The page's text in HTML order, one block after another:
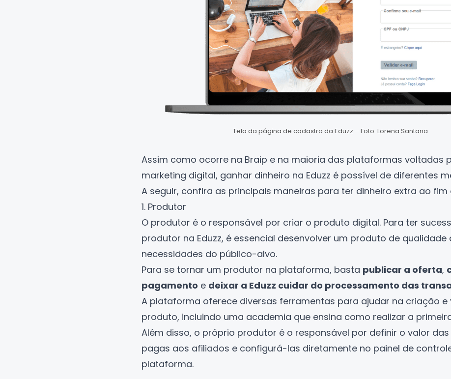
Tela da página de cadastro da Eduzz – Foto: Lorena Santana
Assim como ocorre na Braip e na maioria das plataformas voltadas
marketing digital, ganhar dinheiro na Eduzz é possível de diferentes
A seguir, confira as principais maneiras para ter dinheiro extra ao fim
1. Produtor
O produtor é o responsável por criar o produto digital. Para ter
produtor na Eduzz, é essencial desenvolver um produto de qualidade
necessidades do público-alvo.
Para se tornar um produtor na plataforma, basta publicar a oferta,
pagamento e deixar a Eduzz cuidar do processamento das
A plataforma oferece diversas ferramentas para ajudar na criação e
produto, incluindo uma academia que ensina como realizar a
Além disso, o próprio produtor é o responsável por definir o valor
pagas aos afiliados e configurá-las diretamente no painel de
plataforma.